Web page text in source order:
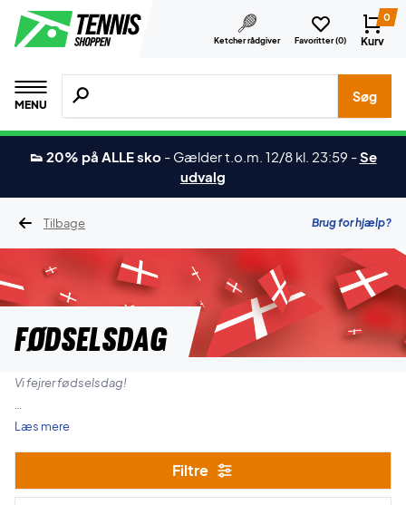
Ketcher rådgiver Favoritter (0)
0
Kurv
MENU
Søg efter produkter, mærker etc.
Søg
👟 20% på ALLE sko - Gælder t.o.m. 12/8 kl. 23:59 -Se
udvalg
Tilbage Brug for hjælp?
FØDSELSDAG
Vi fejrer fødselsdag!
I perioden mellem d. 13.-24. marts får du en masse tilbud på udvalgt
Shop sko, tasker, tøj, tilbehør og tennisketchere til en ekstra skarp
Læs mere
Filtre